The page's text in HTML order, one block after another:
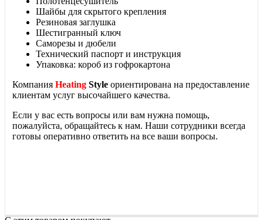
Шайбы для скрытого крепления
Резиновая заглушка
Шестигранный ключ
Саморезы и дюбели
Технический паспорт и инструкция
Упаковка: короб из гофрокартона
Компания Heating Style ориентирована на предоставление
клиентам услуг высочайшего качества.
Если у вас есть вопросы или вам нужна помощь,
пожалуйста, обращайтесь к нам. Наши сотрудники всегда
готовы оперативно ответить на все ваши вопросы.